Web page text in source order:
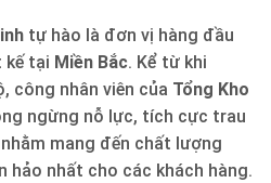
tự hào là đơn vị hàng đầu
kế tại Miền Bắc. Kể từ khi
công nhân viên của Tổng Kho
ngừng nỗ lực, tích cực trau
mang đến chất lượng
hảo nhất cho các khách hàng.